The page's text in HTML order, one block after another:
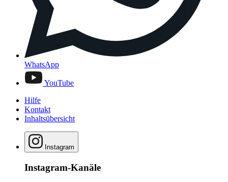
WhatsApp
YouTube
Hilfe
Kontakt
Inhaltsübersicht
Instagram
Instagram-Kanäle